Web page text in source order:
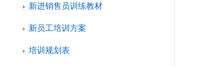
新进销售员训练教材
新员工培训方案
培训规划表